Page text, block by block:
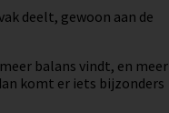
deelt, gewoon aan de
balans vindt, en meer
komt er iets bijzonders